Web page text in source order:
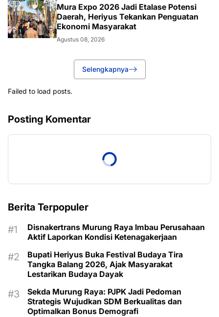
Mura Expo 2026 Jadi Etalase Potensi
Daerah, Heriyus Tekankan Penguatan
Ekonomi Masyarakat
Agustus 08, 2026
Selengkapnya
Failed to load posts.
Posting Komentar
Berita Terpopuler
Disnakertrans Murung Raya Imbau Perusahaan
Aktif Laporkan Kondisi Ketenagakerjaan
Bupati Heriyus Buka Festival Budaya Tira
Tangka Balang 2026, Ajak Masyarakat
Lestarikan Budaya Dayak
Sekda Murung Raya: PJPK Jadi Pedoman
Strategis Wujudkan SDM Berkualitas dan
Optimalkan Bonus Demografi